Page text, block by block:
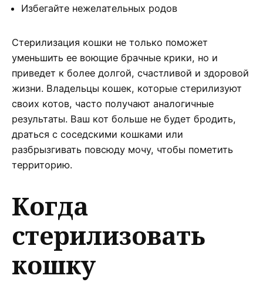
Избегайте нежелательных родов
Стерилизация кошки не только поможет
уменьшить ее воющие брачные крики, но и
приведет к более долгой, счастливой и здоровой
жизни. Владельцы кошек, которые стерилизуют
своих котов, часто получают аналогичные
результаты. Ваш кот больше не будет бродить,
драться с соседскими кошками или
разбрызгивать повсюду мочу, чтобы пометить
территорию.
Когда
стерилизовать
кошку